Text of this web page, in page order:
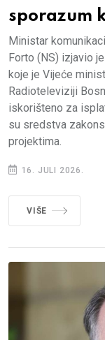
sporazum
Ministar
Forto (NS) izjavio
koje je Vijeće
Radioteleviziji
iskorišteno za
su sredstva
projektima.
16. JULI 2026.
VIŠE